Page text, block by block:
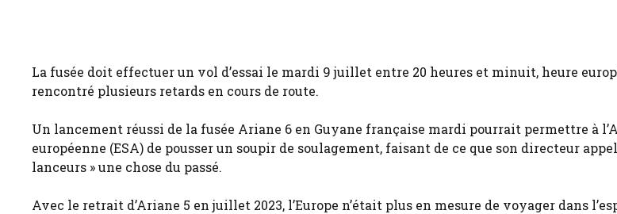
La fusée doit effectuer un vol d’essai le mardi 9 juillet entre 20 heures et minuit, heure
rencontré plusieurs retards en cours de route.
Un lancement réussi de la fusée Ariane 6 en Guyane française mardi pourrait permettre à
européenne (ESA) de pousser un soupir de soulagement, faisant de ce que son directeur
lanceurs » une chose du passé.
Avec le retrait d’Ariane 5 en juillet 2023, l’Europe n’était plus en mesure de voyager dans